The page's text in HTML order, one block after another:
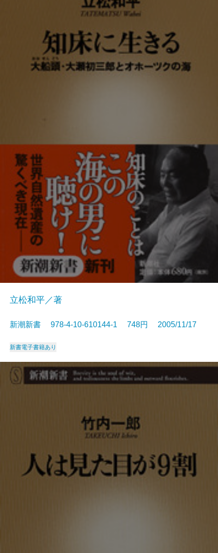
立松和平／著
新潮新書 978-4-10-610144-1 748円 2005/11/17
新書電子書籍あり